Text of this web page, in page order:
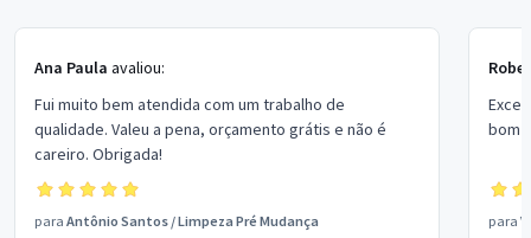
Ana Paula avaliou:
Fui muito bem atendida com um trabalho de
qualidade. Valeu a pena, orçamento grátis e não é
careiro. Obrigada!
para Antônio Santos /Limpeza Pré Mudança
bom
para